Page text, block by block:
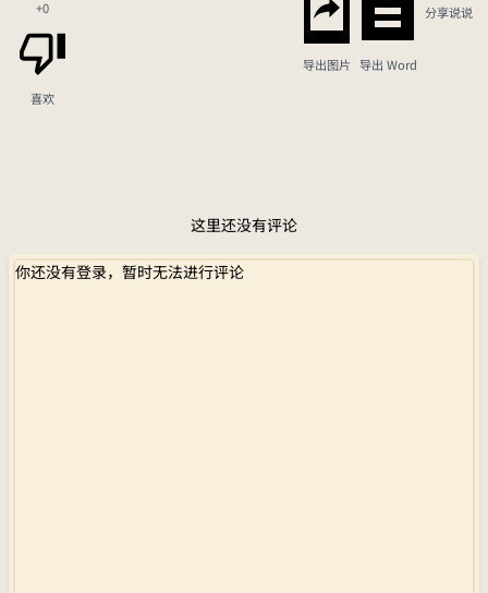
+0
喜欢
导出图片 导出 Word
分享说说
这里还没有评论
你还没有登录，暂时无法进行评论